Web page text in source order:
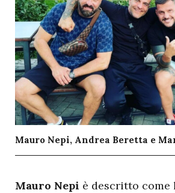
Mauro Nepi, Andrea Beretta e
Mauro Nepi è descritto come